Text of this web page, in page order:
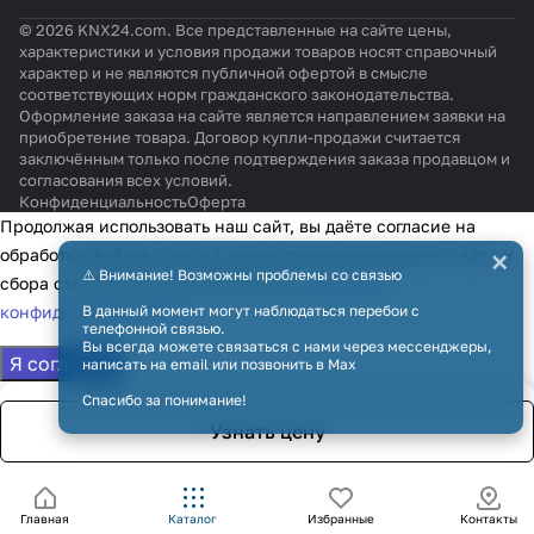
Узнать цену
Главная Каталог Избранные Контакты
© 2026 KNX24.com. Все представленные на сайте цены,
характеристики и условия продажи товаров носят справочный
характер и не являются публичной офертой в смысле
соответствующих норм гражданского законодательства.
Оформление заказа на сайте является направлением заявки на
приобретение товара. Договор купли-продажи считается
заключённым только после подтверждения заказа продавцом и
согласования всех условий.
КонфиденциальностьОферта
⚠️ Внимание! Возможны проблемы со связью
В данный момент могут наблюдаться перебои с
телефонной связью.
Вы всегда можете связаться с нами через мессенджеры,
написать на email или позвонить в Max
Спасибо за понимание!
×
Продолжая использовать наш сайт, вы даёте согласие на
обработку файлов cookie в целях функционирования сайта и
сбора статистики в соответствии сполитикой
конфиденциальности
Я согласен